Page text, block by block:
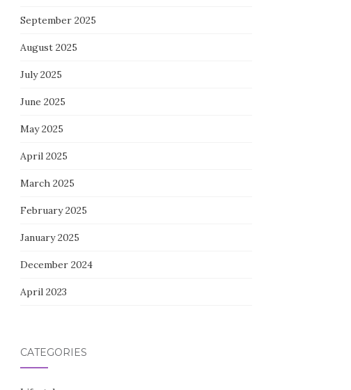
September 2025
August 2025
July 2025
June 2025
May 2025
April 2025
March 2025
February 2025
January 2025
December 2024
April 2023
CATEGORIES